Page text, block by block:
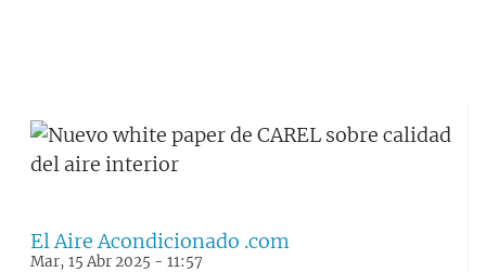
El Aire Acondicionado .com
Mar, 15 Abr 2025 - 11:57